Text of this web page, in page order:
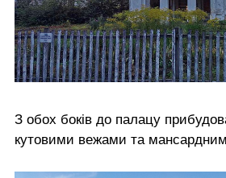
З обох боків до палацу
кутовими вежами та